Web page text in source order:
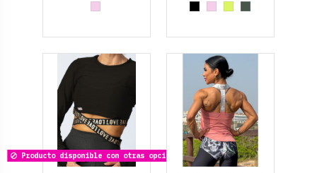
Rosa palo NegroRosa palo
Amarillo Neon
Verde Oliva
Producto disponible con otras opciones